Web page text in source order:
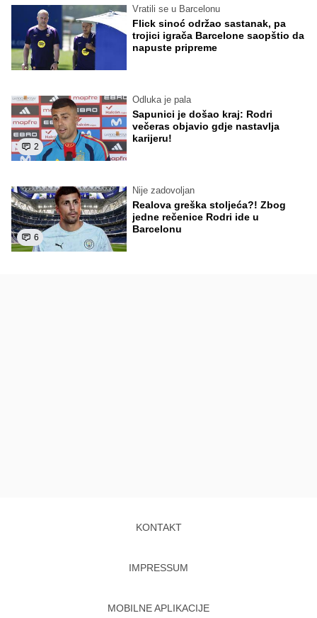
Vratili se u Barcelonu
Flick sinoć održao sastanak, pa
trojici igrača Barcelone saopštio da
napuste pripreme
2
Odluka je pala
Sapunici je došao kraj: Rodri
večeras objavio gdje nastavlja
karijeru!
6
Nije zadovoljan
Realova greška stoljeća?! Zbog
jedne rečenice Rodri ide u
Barcelonu
KONTAKT
IMPRESSUM
MOBILNE APLIKACIJE